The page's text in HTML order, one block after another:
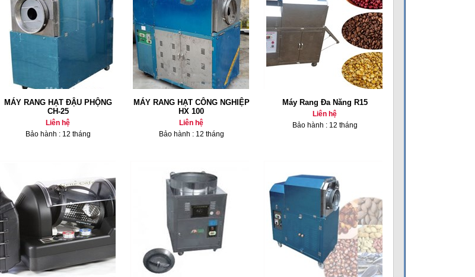
MÁY RANG HẠT ĐẬU PHỘNG
CH-25
Liên hệ
Bảo hành : 12 tháng
MÁY RANG HẠT CÔNG NGHIỆP
HX 100
Liên hệ
Bảo hành : 12 tháng
Máy Rang Đa Năng R15
Liên hệ
Bảo hành : 12 tháng